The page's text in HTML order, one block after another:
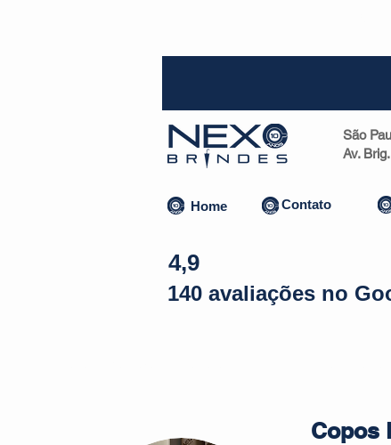
São
Av.
Home Contato
4,9
140 avaliações no
Copos